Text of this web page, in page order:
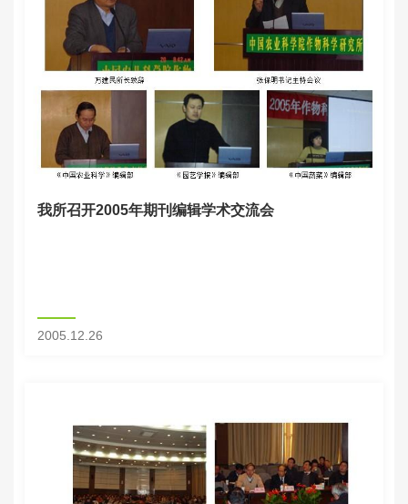
我所召开2005年期刊编辑学术交流会
2005.12.26